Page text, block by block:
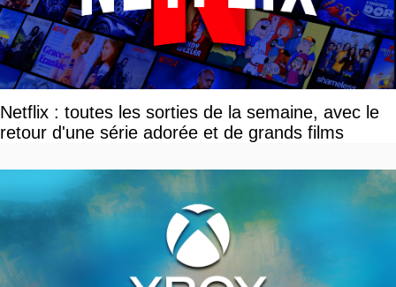
Netflix : toutes les sorties de la semaine, avec le
retour d'une série adorée et de grands films